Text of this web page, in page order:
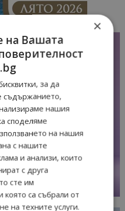
×
на Вашата
за да
съдържанието,
нашия
споделяме
на нашия
с нашите
и анализи, които
с друга
сте им
която са събрали от
на техните услуги.